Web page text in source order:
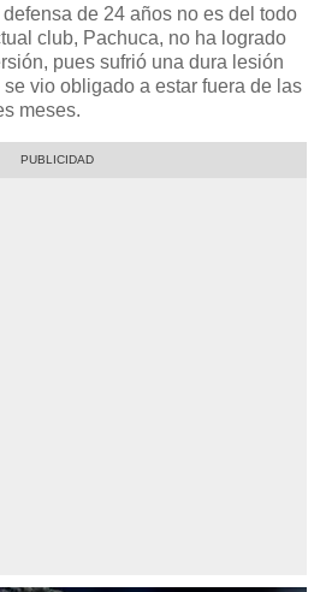
de 24 años no es del todo
club, Pachuca, no ha logrado
pues sufrió una dura lesión
vio obligado a estar fuera de las
meses.